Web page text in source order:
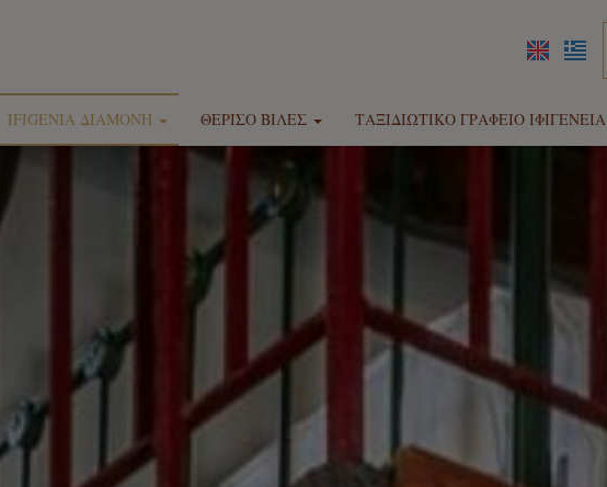
IFIGENIA ΔΙΑΜΟΝΉ
Τοποθεσία
Ifigenia by Captain Michalis
ΘΈΡΙΣΟ ΒΊΛΕΣ
Τοποθεσία
Theriso Luxury Villa Mihalis by Ifigenia
Theriso Luxury Villa Smaragdi by Ifigenia
Theriso Luxury Villa Marios by Ifigenia
ΤΑΞΙΔΙΩΤΙΚΌ ΓΡΑΦΕΊΟ ΙΦΙΓΈΝΕΙΑ
Ξενοδοχεία
Ημερήσιες κρουαζιέρες
Εκδρομές